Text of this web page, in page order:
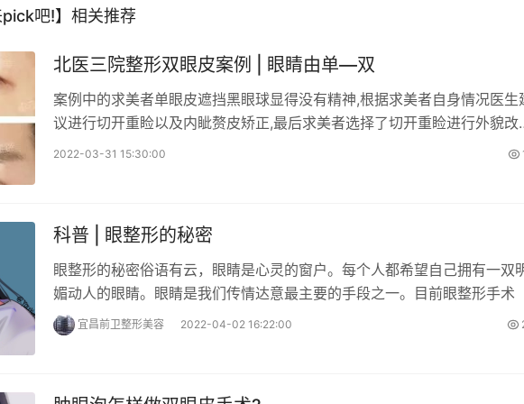
pick吧!】相关推荐
北医三院整形双眼皮案例 | 眼睛由单—双
案例中的求美者单眼皮遮挡黑眼球显得没有精神,根据求美者自身情况医生
议进行切开重睑以及内眦赘皮矫正,最后求美者选择了切开重睑进行外貌改
善。术后求美者黑眼球暴露度提
2022-03-31 15:30:00
科普 | 眼整形的秘密
眼整形的秘密俗语有云，眼睛是心灵的窗户。每个人都希望自己拥有一双
媚动人的眼睛。眼睛是我们传情达意最主要的手段之一。目前眼整形手术
宜昌前卫整形美容 2022-04-02 16:22:00